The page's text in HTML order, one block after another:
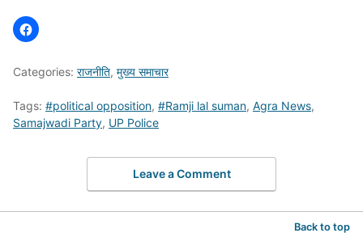
Categories: राजनीति, मुख्य समाचार
Tags: #political opposition, #Ramji lal suman, Agra News,
Samajwadi Party, UP Police
Leave a Comment
Back to top